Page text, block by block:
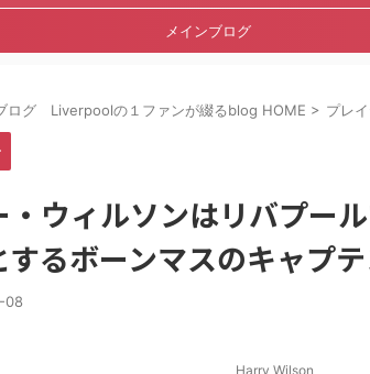
メインブログ
ログ Liverpoolの１ファンが綴るblog HOME > プレ
・ウィルソンはリバプー
するボーンマスのキャプ
08
Harry Wilson